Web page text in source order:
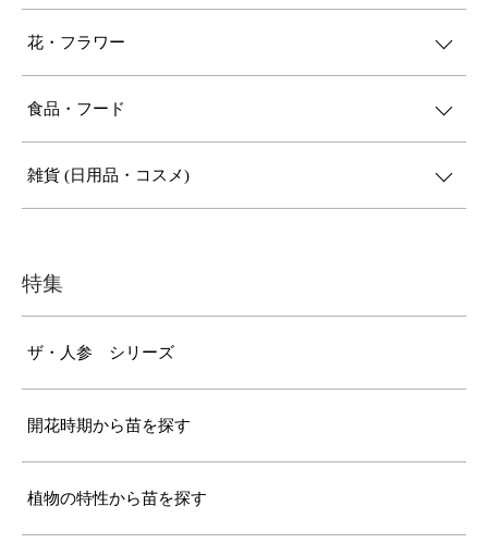
花・フラワー
食品・フード
雑貨 (日用品・コスメ)
特集
ザ・人参 シリーズ
開花時期から苗を探す
植物の特性から苗を探す